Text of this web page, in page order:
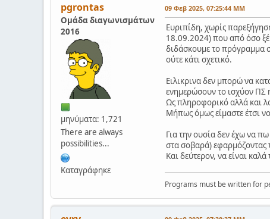
pgrontas
Ομάδα διαγωνισμάτων
2016
μηνύματα: 1,721
There are always
possibilities...
Καταγράφηκε
09 Φεβ 2025, 07:25:44 ΜΜ
Ευριπίδη, χωρίς
18.09.2024) που από όσο
διδάσκουμε το πρόγραμμα
ούτε κάτι σχετικό.
Ειλικρινα δεν μπορώ να
ενημερώσουν το ισχύον ΠΣ
Ως πληροφορικό αλλά και
Μήπως όμως είμαστε έτσι
Για την ουσία δεν έχω να
στα σοβαρά) εφαρμόζοντας
Και δεύτερον, να είναι
Programs must be written for